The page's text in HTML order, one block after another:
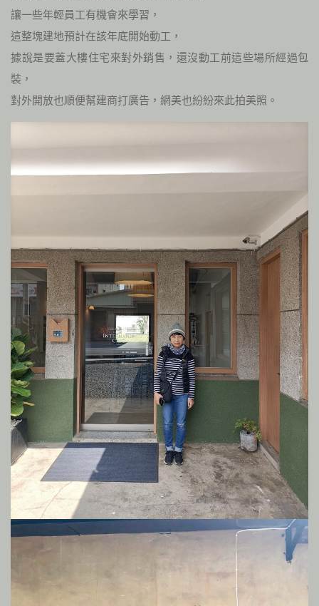
讓一些年輕員工有機會來學習，
這整塊建地預計在該年底開始動工，
據說是要蓋大樓住宅來對外銷售，還沒動工前這些場所經過包
裝，
對外開放也順便幫建商打廣告，網美也紛紛來此拍美照。